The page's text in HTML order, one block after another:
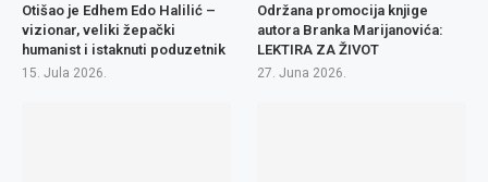
Otišao je Edhem Edo Halilić –
vizionar, veliki žepački
humanist i istaknuti poduzetnik
15. Jula 2026.
Održana promocija knjige
autora Branka Marijanovića:
LEKTIRA ZA ŽIVOT
27. Juna 2026.